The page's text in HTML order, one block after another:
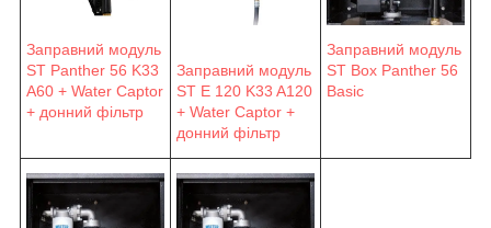
Заправний модуль
ST Panther 56 K33
A60 + Water Captor
+ донний фільтр
Заправний модуль
ST E 120 K33 A120
+ Water Captor +
донний фільтр
Заправний модуль
ST Box Panther 56
Basic